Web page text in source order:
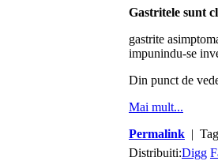
Gastritele sunt
gastrite
impunindu-se
Din punct de
Mai mult...
Permalink |
Distribuiti:Digg